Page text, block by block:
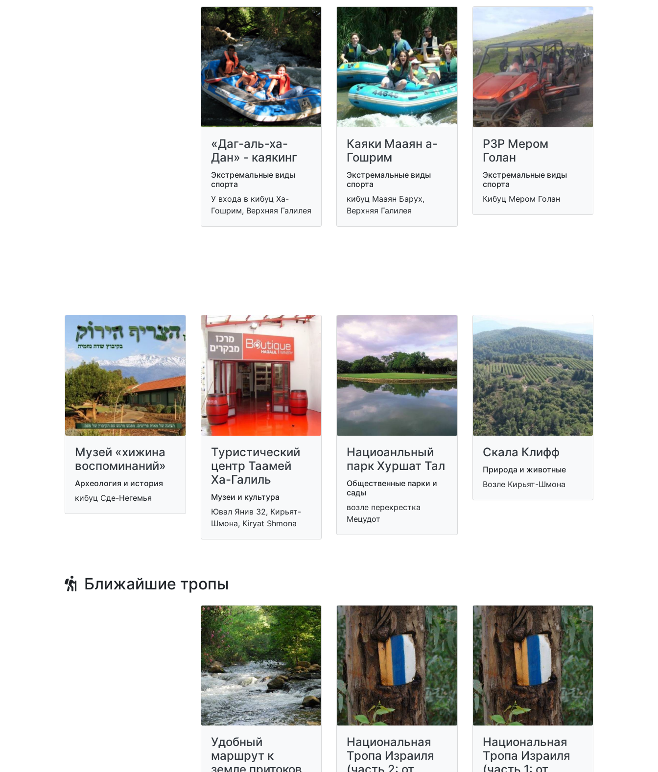
«Даг-аль-ха-
Дан» - каякинг
Экстремальные виды
спорта
У входа в кибуц Ха-
Гошрим, Верхняя Галилея
Каяки Мааян а-
Гошрим
Экстремальные виды
спорта
кибуц Мааян Барух,
Верхняя Галилея
РЗР Мером
Голан
Экстремальные виды
спорта
Кибуц Мером Голан
Музей «хижина
воспоминаний»
Археология и история
кибуц Сде-Негемья
Туристический
центр Таамей
Ха-Галиль
Музеи и культура
Ювал Янив 32, Кирьят-
Шмона, Kiryat Shmona
Нациоанльный
парк Хуршат Тал
Общественные парки и
сады
возле перекрестка
Мецудот
Скала Клифф
Природа и животные
Возле Кирьят-Шмона
Ближайшие тропы
Удобный
маршрут к
Национальная
Тропа Израиля
Национальная
Тропа Израиля